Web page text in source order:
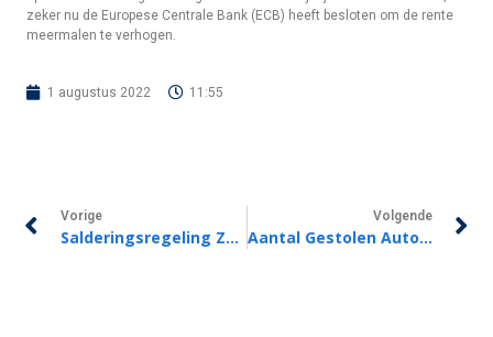
zeker nu de Europese Centrale Bank (ECB) heeft besloten om de rente
meermalen te verhogen.
1 augustus 2022 11:55
Vorige
Salderingsregeling Zonnepanelen Blijft Langer 100%
Volgende
Aantal Gestolen Auto’s Voor Het Eerst In Jaren Weer Toegenomen